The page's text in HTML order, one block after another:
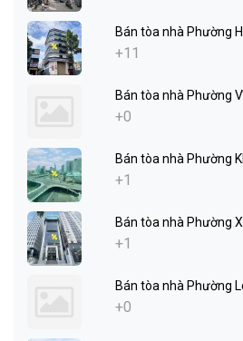
Bán tòa nhà Phường
+11
Bán tòa nhà Phường
+0
Bán tòa nhà Phường
+1
Bán tòa nhà Phường
+1
Bán tòa nhà Phường
+0